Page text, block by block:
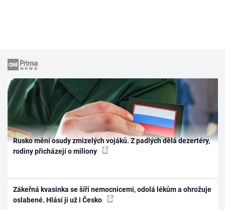
Rusko mění osudy zmizelých vojáků. Z padlých dělá dezertéry,
rodiny přicházejí o miliony
Zákeřná kvasinka se šíří nemocnicemi, odolá lékům a ohrožuje
oslabené. Hlásí ji už i Česko